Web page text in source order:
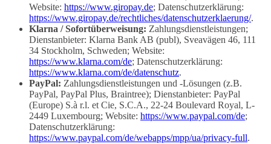
Website: https://www.giropay.de; Datenschutzerklärung:
https://www.giropay.de/rechtliches/datenschutzerklaerung/.
Klarna / Sofortüberweisung: Zahlungsdienstleistungen;
Dienstanbieter: Klarna Bank AB (publ), Sveavägen 46, 111
34 Stockholm, Schweden; Website:
https://www.klarna.com/de; Datenschutzerklärung:
https://www.klarna.com/de/datenschutz.
PayPal: Zahlungsdienstleistungen und -Lösungen (z.B.
PayPal, PayPal Plus, Braintree); Dienstanbieter: PayPal
(Europe) S.à r.l. et Cie, S.C.A., 22-24 Boulevard Royal, L-
2449 Luxembourg; Website: https://www.paypal.com/de;
Datenschutzerklärung:
https://www.paypal.com/de/webapps/mpp/ua/privacy-full.